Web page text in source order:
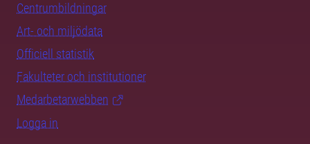
Centrumbildningar
Art- och miljödata
Officiell statistik
Fakulteter och institutioner
Medarbetarwebben
Logga in